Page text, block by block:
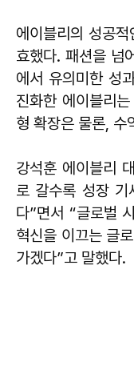
에이블리의 성공
효했다. 패션을 넘
에서 유의미한 성
진화한 에이블리
형 확장은 물론, 수
강석훈 에이블리
로 갈수록 성장 기
다”면서 “글로벌
혁신을 이끄는 글
가겠다”고 말했다.